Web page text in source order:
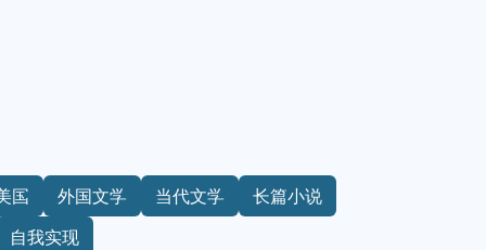
国 外国文学 当代文学
长篇小说
自我实现